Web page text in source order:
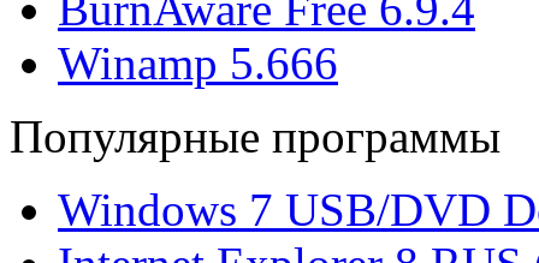
Winamp 5.666
Популярные программы
Windows 7 USB/DVD